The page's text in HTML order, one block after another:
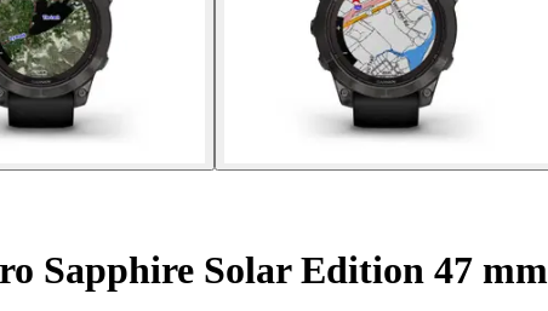
Sapphire Solar Edition 47 mm